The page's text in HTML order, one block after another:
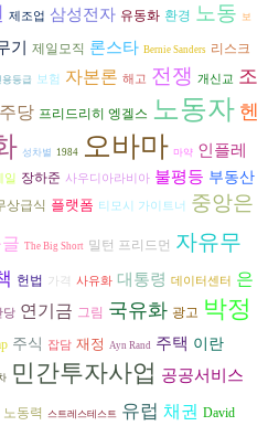
제조업 삼성전자 유동화 환경 노동 보
기 제일모직 론스타 Bernie Sanders 리스크
용등급 보험 자본론 해고 전쟁 개신교 조
당 프리드리히 엥겔스 노동자 헨
성차별 1984 오바마 마약 인플레
일 장하준 사우디아라비아 불평등 부동산
상급식 플랫폼 티모시 가이트너
중앙은
The Big Short 밀턴 프리드먼 자유무
헌법 가격 사유화 대통령 데이터센터
은
당 연기금 그림 국유화 광고 박정
주식 잡담 재정 Ayn Rand 주택 이란
민간투자사업 공공서비스
노동력 스트레스테스트 유럽 채권 David